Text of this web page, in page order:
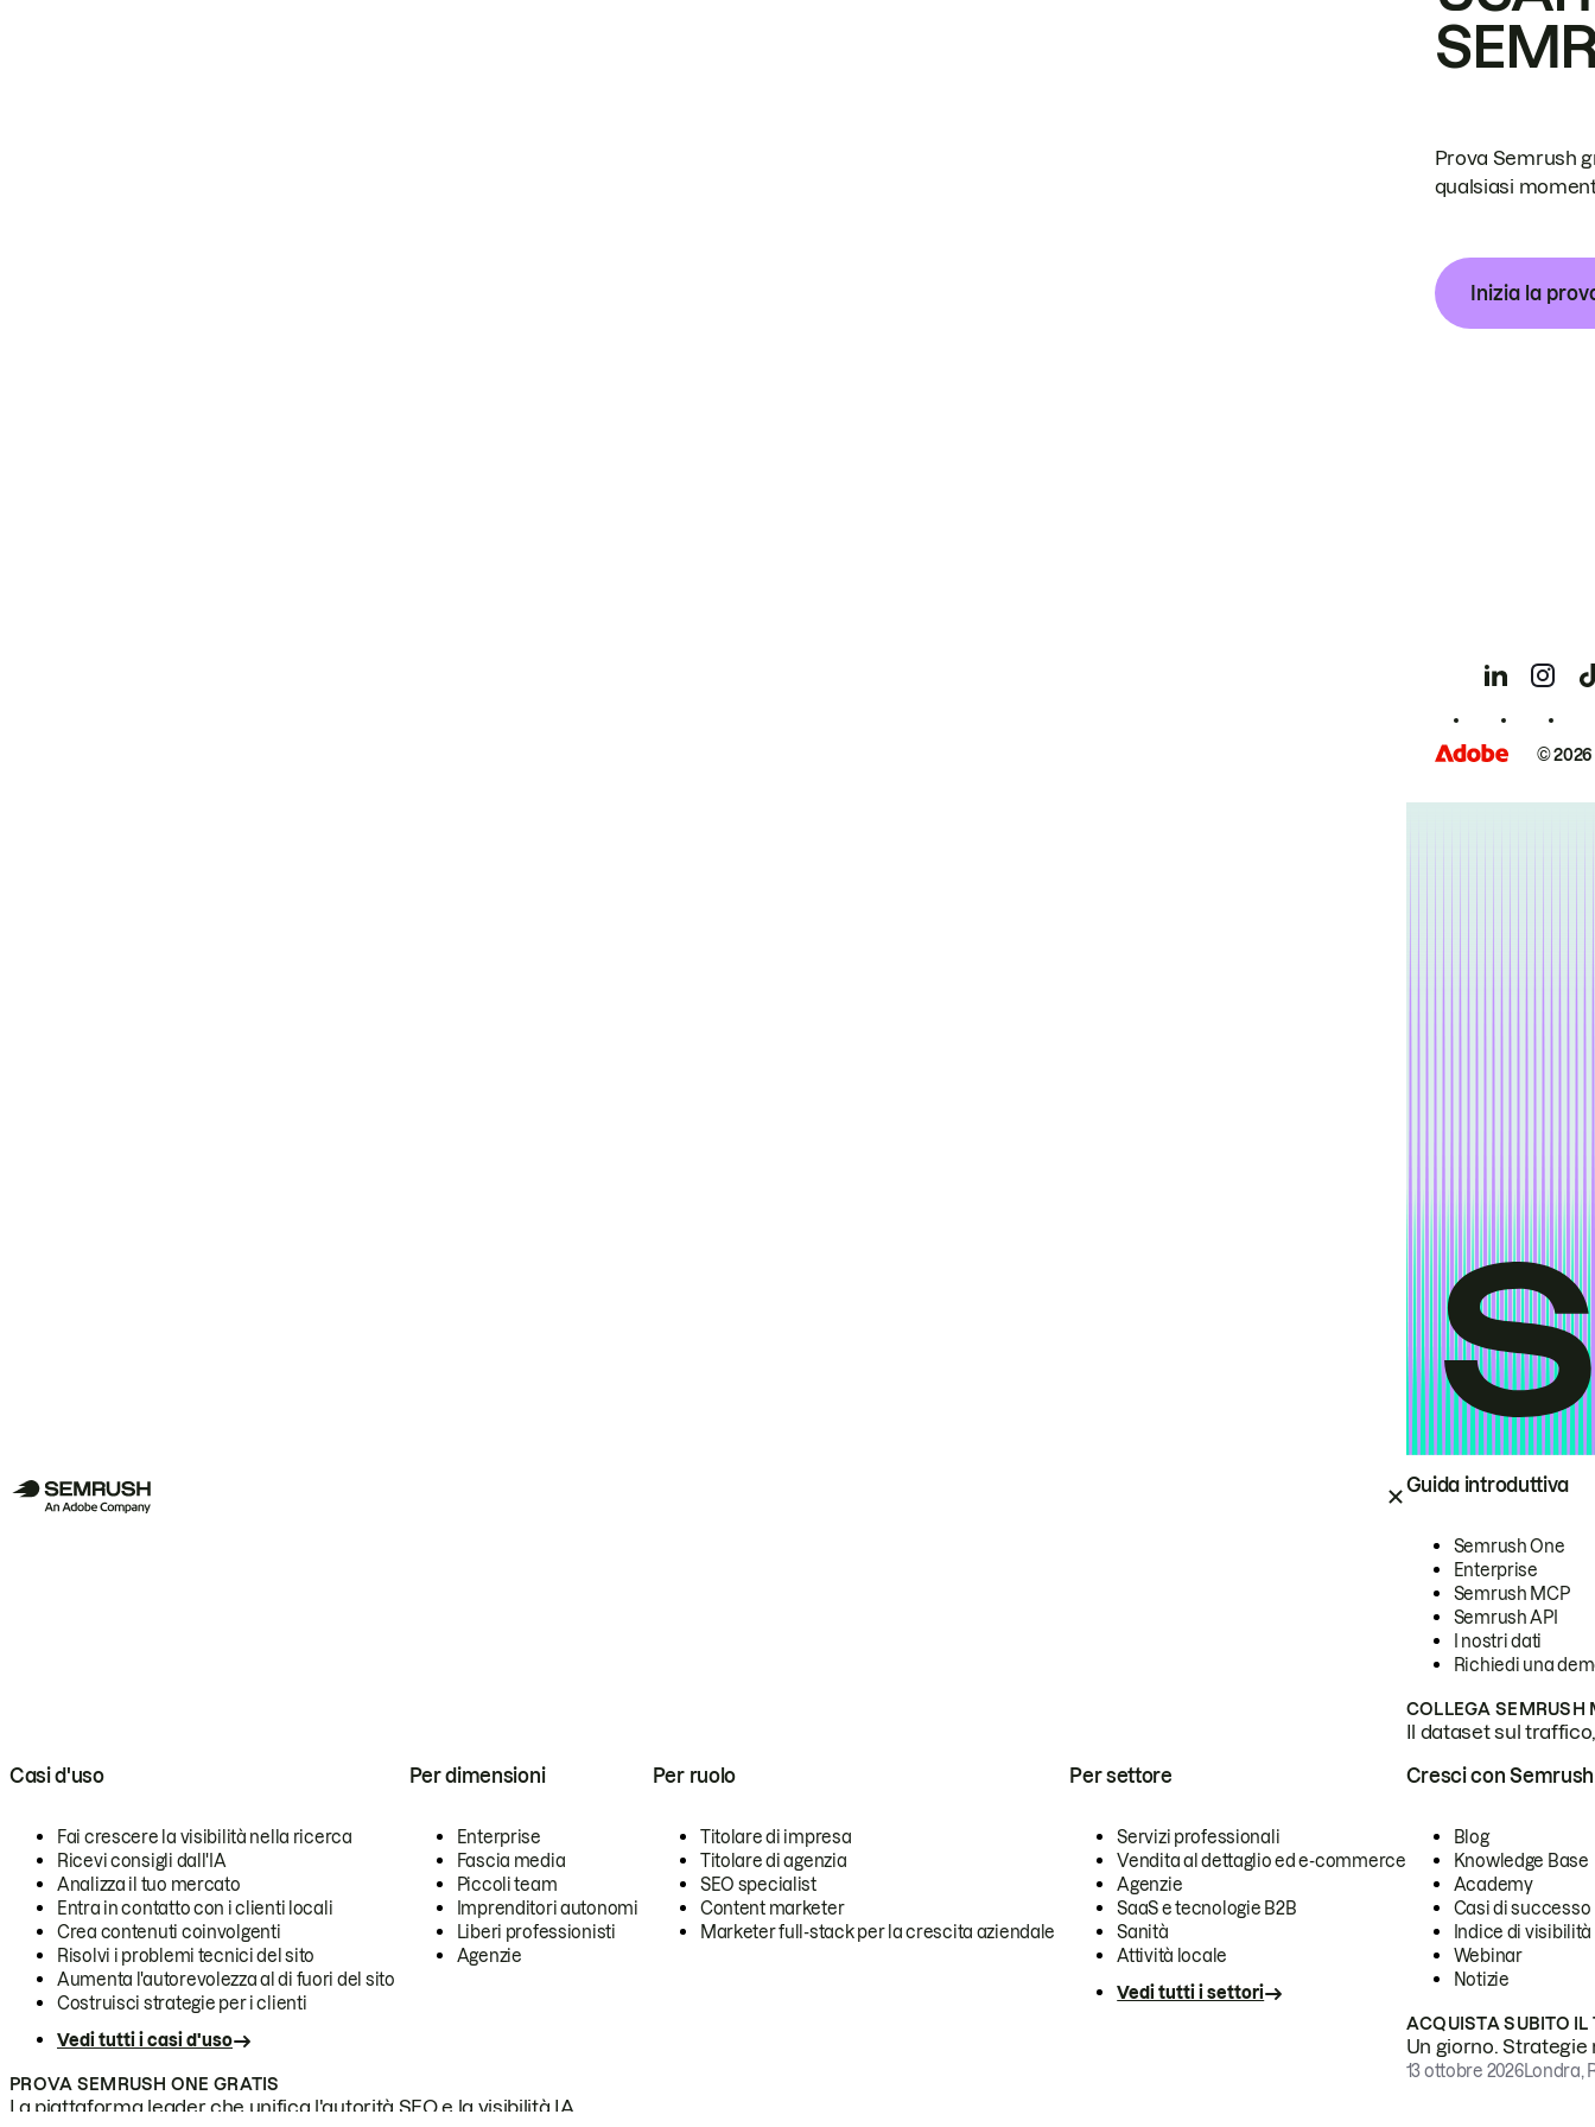
Guida introduttiva
Semrush One
Enterprise
Semrush MCP
Semrush API
I nostri dati
Richiedi una
COLLEGA SEMRUSH
Il dataset sul
Casi d'uso
Fai crescere la visibilità nella ricerca
Ricevi consigli dall'IA
Analizza il tuo mercato
Entra in contatto con i clienti locali
Crea contenuti coinvolgenti
Risolvi i problemi tecnici del sito
Aumenta l'autorevolezza al di fuori del sito
Costruisci strategie per i clienti
Vedi tutti i casi d'uso
Per dimensioni
Enterprise
Fascia media
Piccoli team
Imprenditori autonomi
Liberi professionisti
Agenzie
Per ruolo
Titolare di impresa
Titolare di agenzia
SEO specialist
Content marketer
Marketer full-stack per la crescita aziendale
Per settore
Servizi professionali
Vendita al dettaglio ed e-commerce
Agenzie
SaaS e tecnologie B2B
Sanità
Attività locale
Vedi tutti i settori
PROVA SEMRUSH ONE GRATIS
La piattaforma leader che unifica l'autorità SEO e la visibilità IA.
Cresci con Semrush
Blog
Knowledge Base
Academy
Casi di successo
Indice di visibilità
Webinar
Notizie
ACQUISTA SUBITO IL
Un giorno.
13 ottobre 2026Londra,
Prova Semrush
qualsiasi
Inizia la
©